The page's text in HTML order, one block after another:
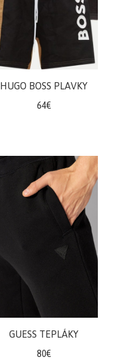
HUGO BOSS PLAVKY
64€
GUESS TEPLÁKY
80€